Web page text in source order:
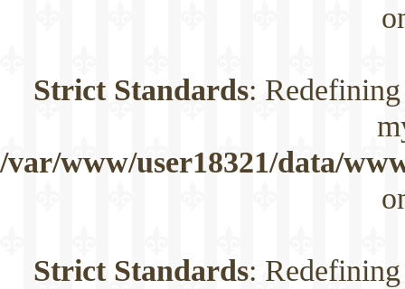
Strict Standards:
/var/www/user18321/data/
Strict Standards: